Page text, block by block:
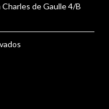
Charles de Gaulle 4/B